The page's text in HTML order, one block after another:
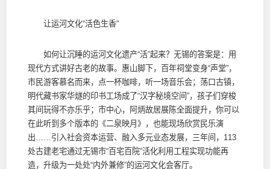
让运河文化“活色生香”
如何让沉睡的运河文化遗产“活”起来？无锡的答案是：用
现代方式讲好古老的故事。惠山脚下，百年祠堂变身“声堂”，
市民游客慕名而来，点一杯咖啡，听一场音乐会；荡口古镇，
明代藏书家华燧的印书工场成了“汉字秘境空间”，孩子们穿梭
其间玩得不亦乐乎；市中心，阿炳故居展陈全面提升，你可以
在此听到多个版本的《二泉映月》，也能现场欣赏民乐演
出……引入社会资本运营、融入多元业态发展，三年间，113
处古建老宅通过无锡市“百宅百院”活化利用工程实现功能再
造，升级为一处处“内外兼修”的运河文化会客厅。